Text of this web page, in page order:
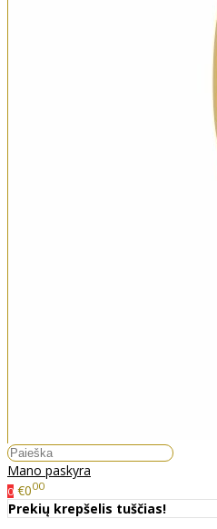
Mano paskyra
0 €000
Prekių krepšelis tuščias!